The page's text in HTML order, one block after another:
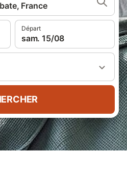
France
Départ
sam. 15/08